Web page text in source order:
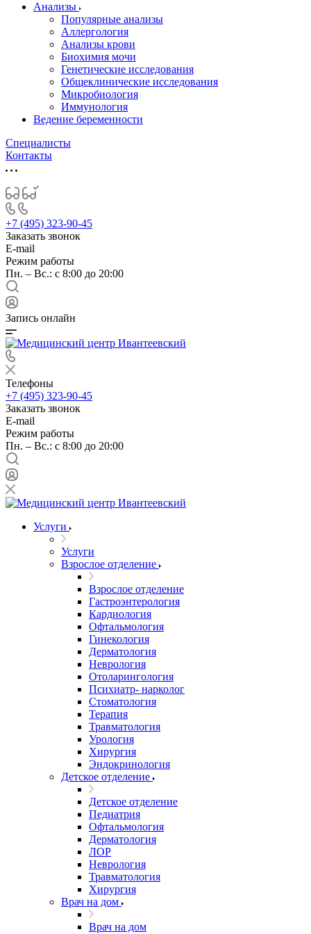
Анализы
Популярные анализы
Аллергология
Анализы крови
Биохимия мочи
Генетические исследования
Общеклинические исследования
Микробиология
Иммунология
Ведение беременности
Специалисты
Контакты
+7 (495) 323-90-45
Заказать звонок
E-mail
Режим работы
Пн. – Вс.: с 8:00 до 20:00
Запись онлайн
Телефоны
+7 (495) 323-90-45
Заказать звонок
E-mail
Режим работы
Пн. – Вс.: с 8:00 до 20:00
Услуги
Услуги
Взрослое отделение
Взрослое отделение
Гастроэнтерология
Кардиология
Офтальмология
Гинекология
Дерматология
Неврология
Отоларингология
Психиатр- нарколог
Стоматология
Терапия
Травматология
Урология
Хирургия
Эндокринология
Детское отделение
Детское отделение
Педиатрия
Офтальмология
Дерматология
ЛОР
Неврология
Травматология
Хирургия
Врач на дом
Врач на дом